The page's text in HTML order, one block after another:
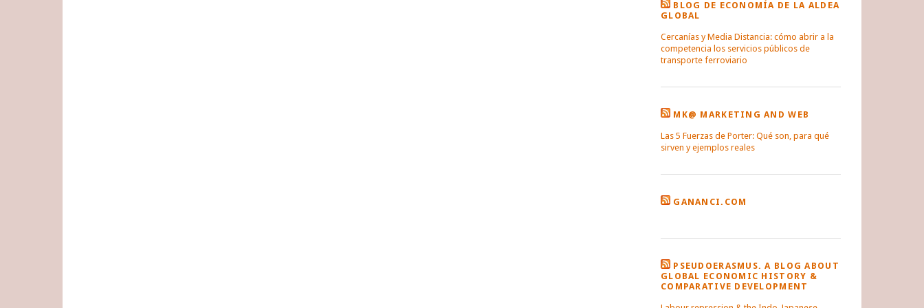
BLOG DE ECONOMÍA DE LA ALDEA
GLOBAL
Cercanías y Media Distancia: cómo abrir a la
competencia los servicios públicos de
transporte ferroviario
MK@ MARKETING AND WEB
Las 5 Fuerzas de Porter: Qué son, para qué
sirven y ejemplos reales
GANANCI.COM
PSEUDOERASMUS. A BLOG ABOUT
GLOBAL ECONOMIC HISTORY &
COMPARATIVE DEVELOPMENT